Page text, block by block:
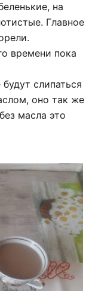
на
Главное
времени пока
слипаться
оно так же
масла это